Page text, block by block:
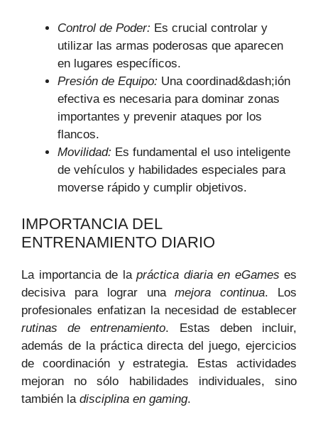
Control de Poder: Es crucial controlar y
utilizar las armas poderosas que aparecen
en lugares específicos.
Presión de Equipo: Una coordinad&dash;ión
efectiva es necesaria para dominar zonas
importantes y prevenir ataques por los
flancos.
Movilidad: Es fundamental el uso inteligente
de vehículos y habilidades especiales para
moverse rápido y cumplir objetivos.
IMPORTANCIA DEL
ENTRENAMIENTO DIARIO
La importancia de la práctica diaria en eGames es
decisiva para lograr unamejora continua. Los
profesionales enfatizan la necesidad de establecer
rutinas de entrenamiento. Estas deben incluir,
además de la práctica directa del juego, ejercicios
de coordinación y estrategia. Estas actividades
mejoran no sólo habilidades individuales, sino
también la disciplina en gaming.